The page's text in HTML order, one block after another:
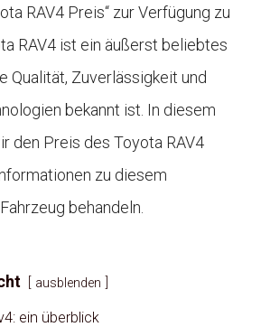
RAV4 Preis“ zur Verfügung zu
RAV4 ist ein äußerst beliebtes
Qualität, Zuverlässigkeit und
bekannt ist. In diesem
den Preis des Toyota RAV4
zu diesem
behandeln.
ausblenden
ein überblick